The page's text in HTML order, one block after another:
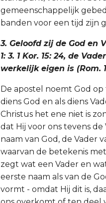
gemeenschappelijk
banden voor een tijd zijn
3. Geloofd zij de God en
1: 3. 1 Kor. 15: 24, de
werkelijk eigen is (Rom.
De apostel noemt God
diens God en als diens
Christus het ene niet is
dat Hij voor ons tevens
naam van God, de Vader
waarvan de betekenis
zegt wat een Vader en
eerste naam als van de
vormt - omdat Hij dit is,